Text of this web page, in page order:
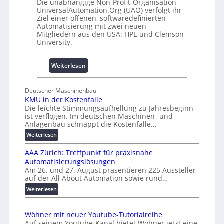
m
m
n
i
s
e
s
h
a
f
f
n
0
A
Die unabhängige Non-Profit-Organisation
UniversalAutomation.Org (UAO) verfolgt ihr
Ziel einer offenen, softwaredefinierten
Automatisierung mit zwei neuen
Mitgliedern aus den USA: HPE und Clemson
University.
Weiterlesen:
U
i
v
e
r
l
A
u
t
m
t
Deutscher Maschinenbau
KMU in der Kostenfalle
Die leichte Stimmungsaufhellung zu Jahresbeginn
ist verflogen. Im deutschen Maschinen- und
Anlagenbau schnappt die Kostenfalle…
Weiterlesen:
K
M
U
i
n
d
e
K
AAA Zürich: Treffpunkt für praxisnahe
Automatisierungslösungen
Am 26. und 27. August präsentieren 225 Aussteller
auf der All About Automation sowie rund…
Weiterlesen:
A
A
Wöhner mit neuer Youtube-Tutorialreihe